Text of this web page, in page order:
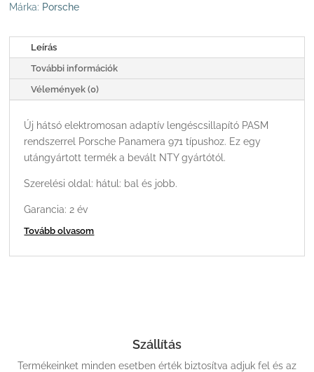
971
2016-
MENNYISÉG
Márka: Porsche
Leírás
További információk
Vélemények (0)
Új hátsó elektromosan adaptív lengéscsillapító PASM
rendszerrel Porsche Panamera 971 típushoz. Ez egy
utángyártott termék a bevált NTY gyártótól.
Szerelési oldal: hátul: bal és jobb.
Garancia: 2 év
Tovább olvasom
Szállítás
Termékeinket minden esetben érték biztosítva adjuk fel és az